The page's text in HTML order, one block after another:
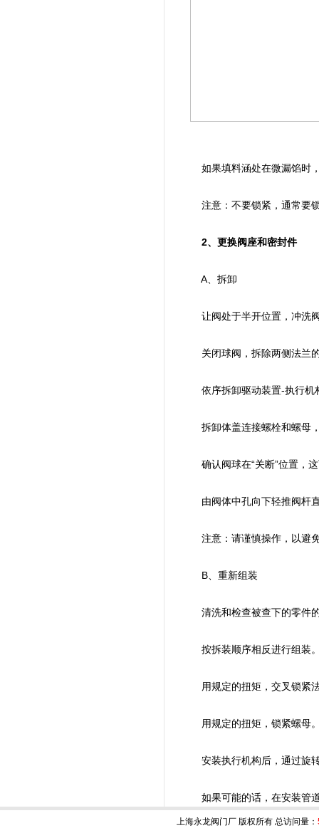
如果填料涵处在微漏馅时，
注意：不要锁紧，通常要锁
2、更换阀座和密封件
A、拆卸
让阀处于半开位置，冲洗阀
关闭球阀，拆除两侧法兰的
依序拆卸驱动装置-执行机构
拆卸体盖连接螺栓和螺母，
确认阀球在“关断”位置，这
由阀体中孔向下轻推阀杆直
注意：请谨慎操作，以避免
B、重新组装
清洗和检查被查下的零件的
按拆装顺序相反进行组装
用规定的扭矩，交叉锁紧
用规定的扭矩，锁紧螺母
安装执行机构后，通过旋转
如果可能的话，在安装管道
上海永龙阀门厂 版权所有 总访问量：